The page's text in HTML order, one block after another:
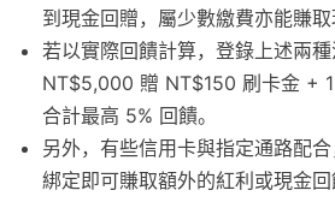
到現金回贈，屬少數繳費亦能賺取
若以實際回饋計算，登錄上述兩
NT$5,000 贈 NT$150 刷卡金 +
合計最高 5% 回饋。
另外，有些信用卡與指定通路配
綁定即可賺取額外的紅利或現金回